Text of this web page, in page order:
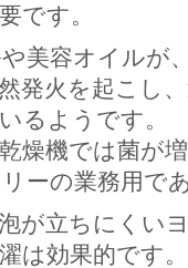
です。
美容オイルが
発火を起こし
るようです。
燥機では菌が
ーの業務用で
が立ちにくい
は効果的です。